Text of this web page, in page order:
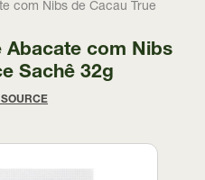
com Nibs de Cacau True
Abacate com Nibs
Sachê 32g